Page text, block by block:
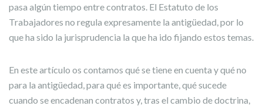
pasa algún tiempo entre contratos. El Estatuto de los
Trabajadores no regula expresamente la antigüedad, por lo
que ha sido la jurisprudencia la que ha ido fijando estos temas.
En este artículo os contamos qué se tiene en cuenta y qué no
para la antigüedad, para qué es importante, qué sucede
cuando se encadenan contratos y, tras el cambio de doctrina,